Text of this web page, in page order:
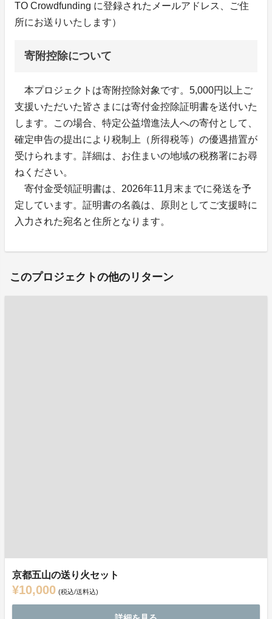
TO Crowdfunding に登録されたメールアドレス、ご住
所にお送りいたします）
寄附控除について
本プロジェクトは寄附控除対象です。5,000円以上ご
支援いただいた皆さまには寄付金控除証明書を送付いた
します。この場合、特定公益増進法人への寄付として、
確定申告の提出により税制上（所得税等）の優遇措置が
受けられます。詳細は、お住まいの地域の税務署にお尋
ねください。
寄付金受領証明書は、2026年11月末までに発送を予
定しています。証明書の名義は、原則としてご支援時に
入力された宛名と住所となります。
このプロジェクトの他のリターン
京都五山の送り火セット
¥10,000 (税込/送料込)